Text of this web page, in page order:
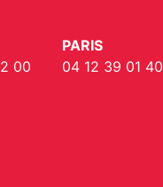
00
PARIS
04 12 39 01 40